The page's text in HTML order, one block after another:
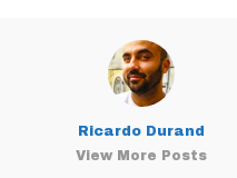
Ricardo Durand
View More Posts